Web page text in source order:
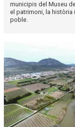
municipis del Museu
el patrimoni, la
poble.